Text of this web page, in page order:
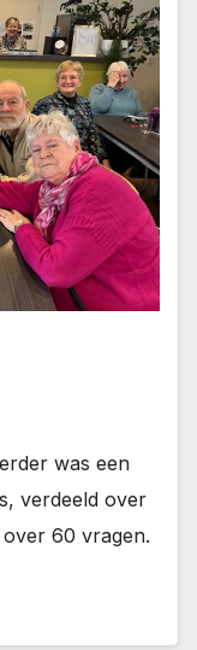
was een
verdeeld over
60 vragen.